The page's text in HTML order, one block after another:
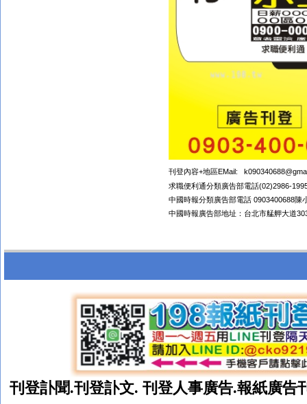
刊登內容+地區EMail:
求職便利通分類廣告部電話(02)2986-
中國時報分類廣告部電話 0903400688
中國時報廣告部地址：台北市艋舺大道
刊登訃聞.刊登訃文. 刊登人事廣告.報紙廣告